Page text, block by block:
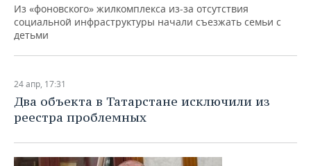
Из «фоновского» жилкомплекса из-за отсутствия
социальной инфраструктуры начали съезжать семьи с
детьми
24 апр, 17:31
Два объекта в Татарстане исключили из
реестра проблемных